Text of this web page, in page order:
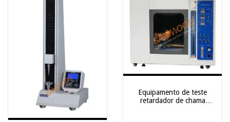
Equipamento de teste
retardador de chama